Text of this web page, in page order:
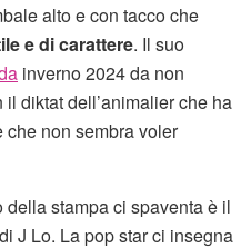
alto e con tacco che
e di carattere. Il suo
inverno 2024 da non
diktat dell’animalier che ha
non sembra voler
stampa ci spaventa è il
J Lo. La pop star ci insegna